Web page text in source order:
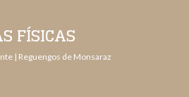
FÍSICAS
| Reguengos de Monsaraz